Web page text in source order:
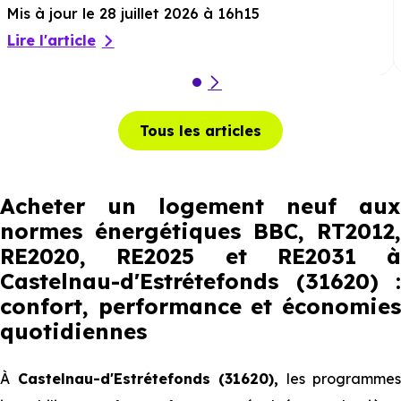
Mis à jour le 28 juillet 2026 à 16h15
Lire l'article
Tous les articles
Acheter un logement neuf aux
normes énergétiques BBC, RT2012,
RE2020, RE2025 et RE2031 à
Castelnau-d'Estrétefonds (31620) :
confort, performance et économies
quotidiennes
À Castelnau-d'Estrétefonds (31620), les programmes